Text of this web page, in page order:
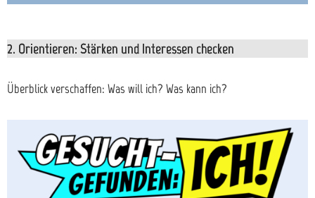
2. Orientieren: Stärken und Interessen checken
Überblick verschaffen: Was will ich? Was kann ich?